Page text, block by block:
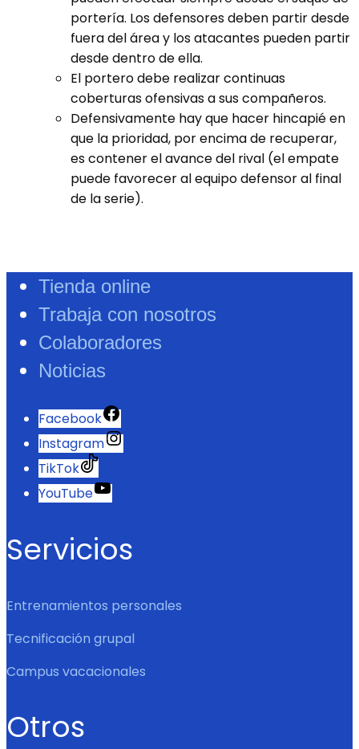
portería. Los defensores deben partir desde
fuera del área y los atacantes pueden partir
desde dentro de ella.
El portero debe realizar continuas
coberturas ofensivas a sus compañeros.
Defensivamente hay que hacer hincapié en
que la prioridad, por encima de recuperar,
es contener el avance del rival (el empate
puede favorecer al equipo defensor al final
de la serie).
Tienda online
Trabaja con nosotros
Colaboradores
Noticias
Facebook
Instagram
TikTok
YouTube
Servicios
Entrenamientos personales
Tecnificación grupal
Campus vacacionales
Otros